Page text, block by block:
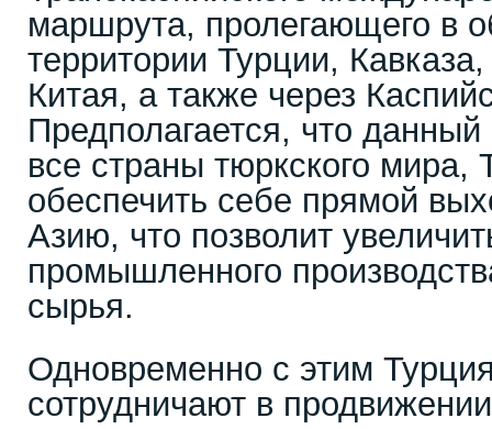
маршрута, пролегающего в
территории Турции,
Китая, а также через
Предполагается, что
все страны тюркского мира,
обеспечить себе прямой
Азию, что позволит
промышленного
сырья.
Одновременно с этим
сотрудничают в